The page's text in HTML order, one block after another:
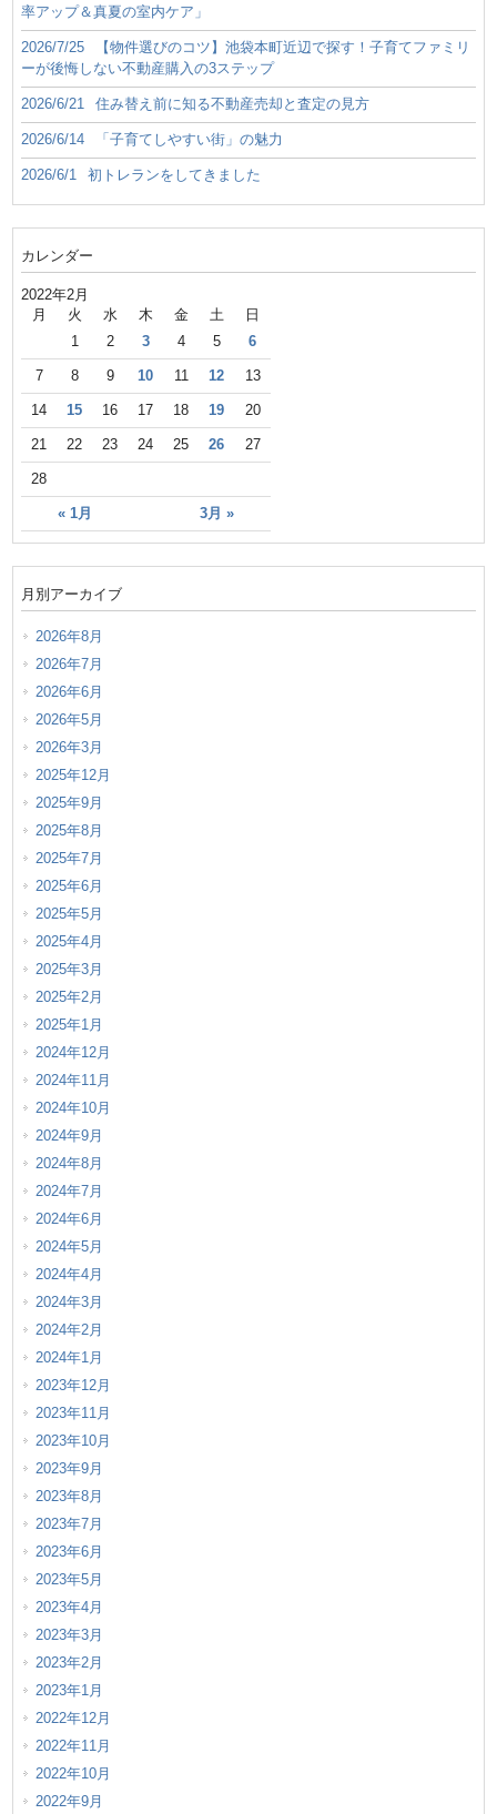
率アップ＆真夏の室内ケア」
2026/7/25
【物件選びのコツ】池袋本町近辺で探す！子育てファミリ
ーが後悔しない不動産購入の3ステップ
2026/6/21 住み替え前に知る不動産売却と査定の見方
2026/6/14 「子育てしやすい街」の魅力
2026/6/1 初トレランをしてきました
カレンダー
2022年2月
月 火 水 木 金 土 日
« 1月 3月 »
1 2 3 4 5 6
7 8 9 10 11 12 13
14 15 16 17 18 19 20
21 22 23 24 25 26 27
28
月別アーカイブ
2026年8月
2026年7月
2026年6月
2026年5月
2026年3月
2025年12月
2025年9月
2025年8月
2025年7月
2025年6月
2025年5月
2025年4月
2025年3月
2025年2月
2025年1月
2024年12月
2024年11月
2024年10月
2024年9月
2024年8月
2024年7月
2024年6月
2024年5月
2024年4月
2024年3月
2024年2月
2024年1月
2023年12月
2023年11月
2023年10月
2023年9月
2023年8月
2023年7月
2023年6月
2023年5月
2023年4月
2023年3月
2023年2月
2023年1月
2022年12月
2022年11月
2022年10月
2022年9月